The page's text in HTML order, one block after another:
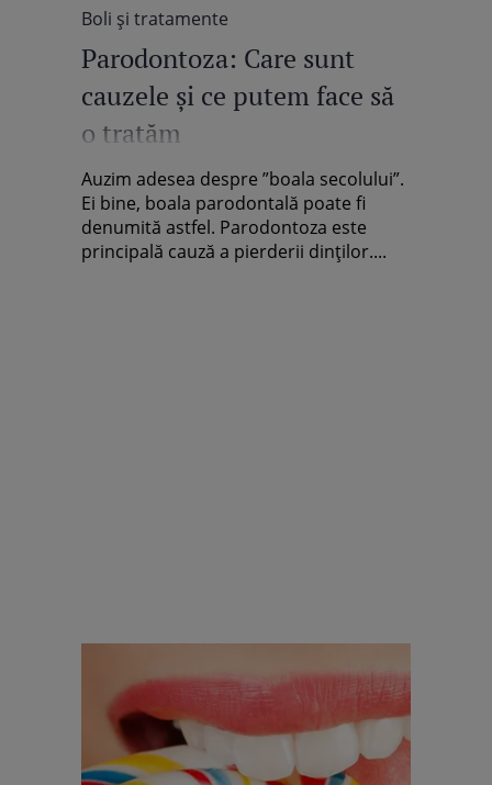
Boli şi tratamente
Parodontoza: Care sunt
cauzele şi ce putem face să
o tratăm
Auzim adesea despre ”boala secolului”.
Ei bine, boala parodontală poate fi
denumită astfel. Parodontoza este
principală cauză a pierderii dinților....